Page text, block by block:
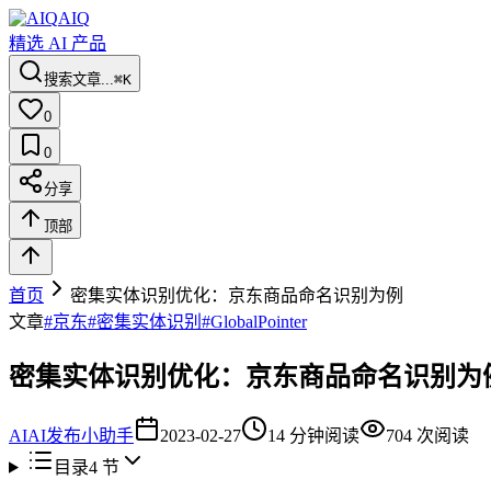
AIQ
精选 AI 产品
搜索文章...⌘K
0
0
分享
顶部
首页
密集实体识别优化：京东商品命名识别为例
文章#京东#密集实体识别 #GlobalPointer
密集实体识别优化：京东商品命名识别为
AIAI发布小助手 2023-02-27 14 分钟阅读 704 次阅读
目录4节